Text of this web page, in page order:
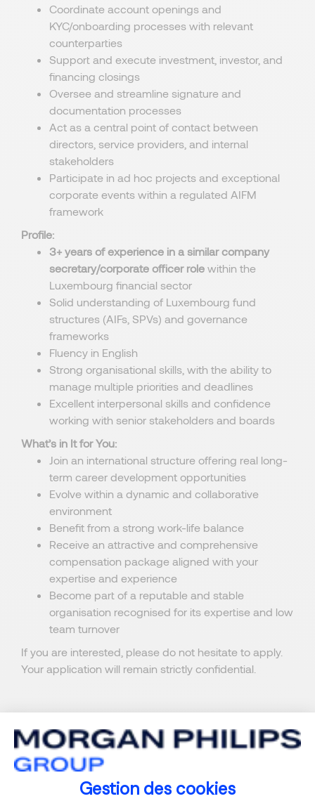
Gestion des cookies
Coordinate account openings and
KYC/onboarding processes with relevant
counterparties
Support and execute investment, investor, and
financing closings
Oversee and streamline signature and
documentation processes
Act as a central point of contact between
directors, service providers, and internal
stakeholders
Participate in ad hoc projects and exceptional
corporate events within a regulated AIFM
framework
Profile:
3+ years of experience in a similar company
secretary/corporate officer role within the
Luxembourg financial sector
Solid understanding of Luxembourg fund
structures (AIFs, SPVs) and governance
frameworks
Fluency in English
Strong organisational skills, with the ability to
manage multiple priorities and deadlines
Excellent interpersonal skills and confidence
working with senior stakeholders and boards
What’s in It for You:
Join an international structure offering real long-
term career development opportunities
Evolve within a dynamic and collaborative
environment
Benefit from a strong work-life balance
Receive an attractive and comprehensive
compensation package aligned with your
expertise and experience
Become part of a reputable and stable
organisation recognised for its expertise and low
team turnover
If you are interested, please do not hesitate to apply.
Your application will remain strictly confidential.